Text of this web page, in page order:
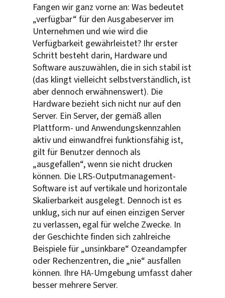
Fangen wir ganz vorne an: Was bedeutet
„verfügbar“ für den Ausgabeserver im
Unternehmen und wie wird die
Verfügbarkeit gewährleistet? Ihr erster
Schritt besteht darin, Hardware und
Software auszuwählen, die in sich stabil ist
(das klingt vielleicht selbstverständlich, ist
aber dennoch erwähnenswert). Die
Hardware bezieht sich nicht nur auf den
Server. Ein Server, der gemäß allen
Plattform- und Anwendungskennzahlen
aktiv und einwandfrei funktionsfähig ist,
gilt für Benutzer dennoch als
„ausgefallen“, wenn sie nicht drucken
können. Die LRS-Outputmanagement-
Software ist auf vertikale und horizontale
Skalierbarkeit ausgelegt. Dennoch ist es
unklug, sich nur auf einen einzigen Server
zu verlassen, egal für welche Zwecke. In
der Geschichte finden sich zahlreiche
Beispiele für „unsinkbare“ Ozeandampfer
oder Rechenzentren, die „nie“ ausfallen
können. Ihre HA-Umgebung umfasst daher
besser mehrere Server.